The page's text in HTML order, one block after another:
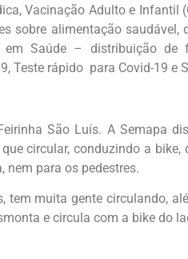
Vacinação Adulto e Infantil
sobre alimentação saudável,
Saúde – distribuição de
Teste rápido para Covid-19 e
São Luís. A Semapa
circular, conduzindo a
nem para os pedestres.
tem muita gente circulando,
e circula com a bike do